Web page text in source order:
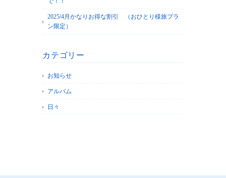
2025/4月かなりお得な割引 （おひとり様旅プラ
ン限定）
カテゴリー
お知らせ
アルバム
日々